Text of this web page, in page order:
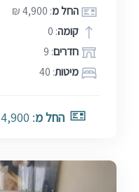
החל מ: 4,900 ₪
קומה: 0
חדרים: 9
מיטות: 40
החל מ: 4,900 ₪